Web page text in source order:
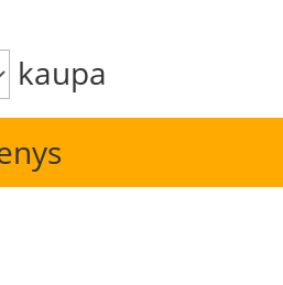
kaupa